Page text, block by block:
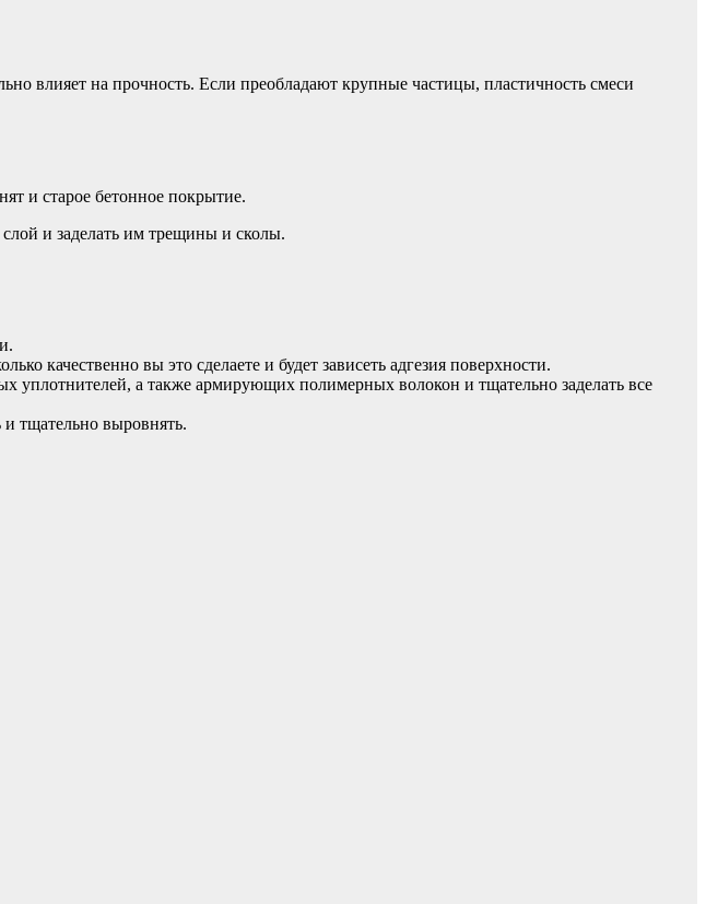
влияет на прочность. Если преобладают крупные частицы, пластичность смеси
и старое бетонное покрытие.
и заделать им трещины и сколы.
качественно вы это сделаете и будет зависеть адгезия поверхности.
уплотнителей, а также армирующих полимерных волокон и тщательно заделать все
тщательно выровнять.